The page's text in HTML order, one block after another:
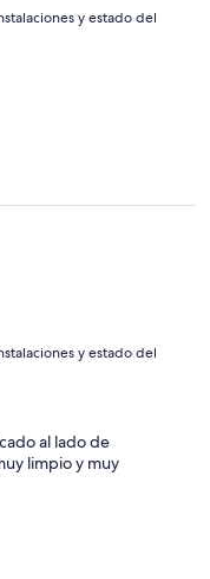
y estado del
y estado del
al lado de
limpio y muy